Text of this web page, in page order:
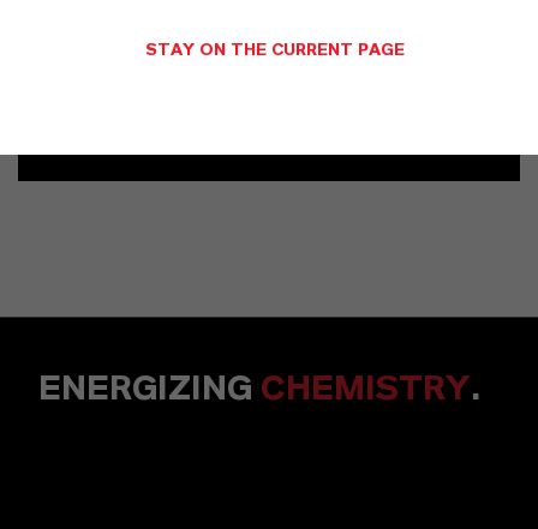
ENERGIZING CHEMISTRY.
STAY ON THE CURRENT PAGE